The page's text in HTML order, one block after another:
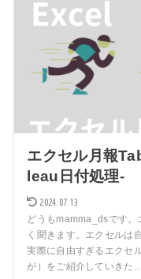
エクセル月報
leau日付処理-
2024.07.13
どうもmamma_dsです。
く聞きます。エクセルは
実際に自由すぎるエクセ
が）をご紹介していきた…